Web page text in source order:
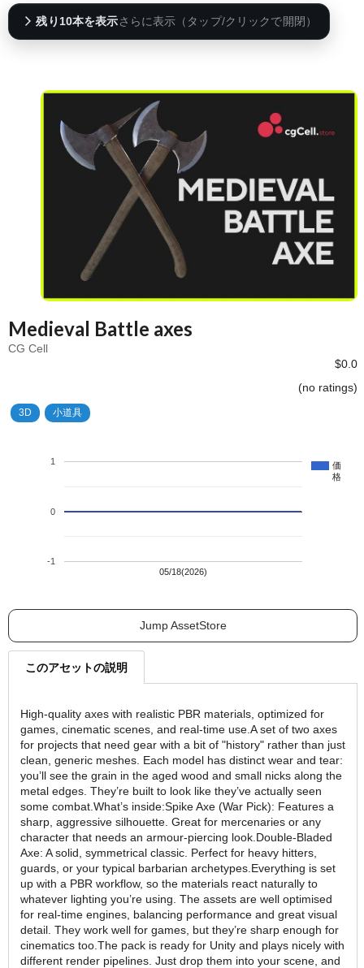
残り10本を表示さらに表示（タップ/クリックで開閉）
Medieval Battle axes
CG Cell
$0.0
(no ratings)
3D 小道具
価
格
05/18(2026)
-1
0
1
Jump AssetStore
このアセットの説明
High-quality axes with realistic PBR materials, optimized for
games, cinematic scenes, and real-time use.A set of two axes
for projects that need gear with a bit of "history" rather than just
clean, generic meshes. Each model has distinct wear and tear:
you’ll see the grain in the aged wood and small nicks along the
metal edges. They’re built to look like they’ve actually seen
some combat.What’s inside:Spike Axe (War Pick): Features a
sharp, aggressive silhouette. Great for mercenaries or any
character that needs an armour-piercing look.Double-Bladed
Axe: A solid, symmetrical classic. Perfect for heavy hitters,
guards, or your typical barbarian archetypes.Everything is set
up with a PBR workflow, so the materials react naturally to
whatever lighting you’re using. The assets are well optimised
for real-time engines, balancing performance and great visual
detail. They work well for games, but they’re sharp enough for
cinematics too.The pack is ready for Unity and plays nicely with
different render pipelines. Just drop them into your scene, and